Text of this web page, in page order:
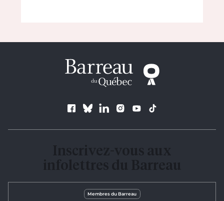
Suivez le Barreau
Membres du Barreau